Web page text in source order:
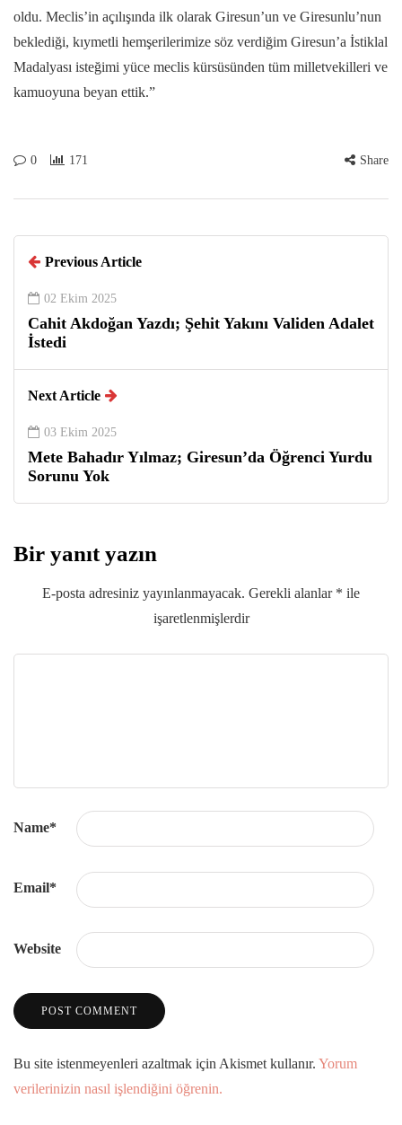
oldu. Meclis’in açılışında ilk olarak Giresun’un ve Giresunlu’nun
beklediği, kıymetli hemşerilerimize söz verdiğim Giresun’a İstiklal
Madalyası isteğimi yüce meclis kürsüsünden tüm milletvekilleri ve
kamuoyuna beyan ettik.”
0 171 Share
Previous Article
02 Ekim 2025
Cahit Akdoğan Yazdı; Şehit Yakını Validen Adalet
İstedi
Next Article
03 Ekim 2025
Mete Bahadır Yılmaz; Giresun’da Öğrenci Yurdu
Sorunu Yok
Bir yanıt yazın
E-posta adresiniz yayınlanmayacak. Gerekli alanlar * ile
işaretlenmişlerdir
Name*
Email*
Website
Bu site istenmeyenleri azaltmak için Akismet kullanır. Yorum
verilerinizin nasıl işlendiğini öğrenin.